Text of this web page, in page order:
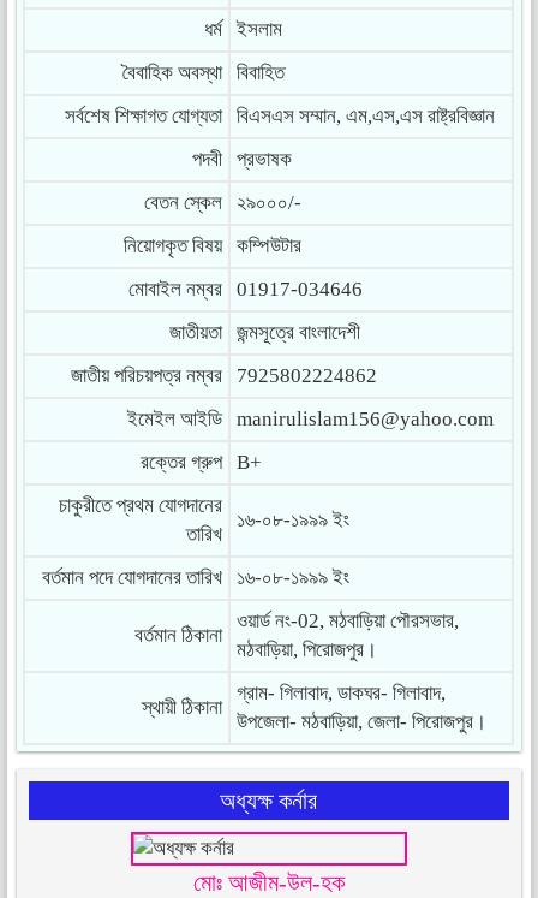
ধর্ম
ইসলাম
বৈবাহিক অবস্থা
বিবাহিত
সর্বশেষ শিক্ষাগত যোগ্যতা
বিএসএস সম্মান, এম,এস,এস রাষ্ট্রবিজ্ঞান
পদবী
প্রভাষক
বেতন স্কেল
২৯০০০/-
নিয়োগকৃত বিষয়
কম্পিউটার
মোবাইল নম্বর
01917-034646
জাতীয়তা
জন্মসূত্রে বাংলাদেশী
জাতীয় পরিচয়পত্র নম্বর
7925802224862
ইমেইল আইডি
manirulislam156@yahoo.com
রক্তের গ্রুপ
B+
চাকুরীতে প্রথম যোগদানের
তারিখ
১৬-০৮-১৯৯৯ ইং
বর্তমান পদে যোগদানের তারিখ ১৬-০৮-১৯৯৯ ইং
বর্তমান ঠিকানা
ওয়ার্ড নং-02, মঠবাড়িয়া পৌরসভার,
মঠবাড়িয়া, পিরোজপুর।
স্থায়ী ঠিকানা
গ্রাম- গিলাবাদ, ডাকঘর- গিলাবাদ,
উপজেলা- মঠবাড়িয়া, জেলা- পিরোজপুর।
অধ্যক্ষ কর্নার
মোঃ আজীম-উল-হক